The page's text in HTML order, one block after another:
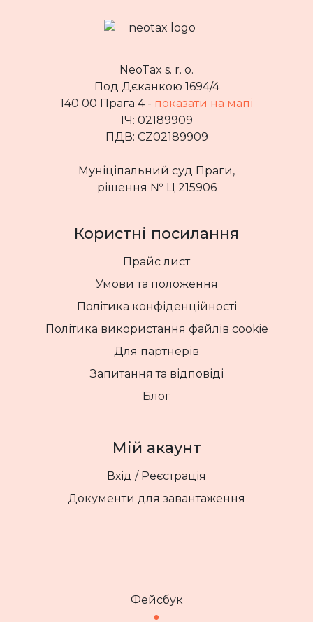
NeoTax s. r. o.
Под Дєканкою 1694/4
140 00 Прага 4 - показати на мапі
ІЧ: 02189909
ПДВ: CZ02189909
Муніціпальний суд Праги,
рішення № Ц 215906
Користні посилання
Прайс лист
Умови та положення
Політика конфіденційності
Політика використання файлів cookie
Для партнерів
Запитання та відповіді
Блог
Мій акаунт
Вхід / Реєстрація
Документи для завантаження
Фейсбук
●